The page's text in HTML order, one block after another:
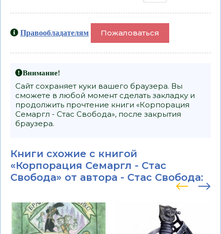
Правообладателям Пожаловаться
Внимание!
Сайт сохраняет куки вашего браузера. Вы
сможете в любой момент сделать закладку и
продолжить прочтение книги «Корпорация
Семаргл - Стас Свобода», после закрытия
браузера.
Книги схожие с книгой
«Корпорация Семаргл - Стас
Свобода» от автора - Стас Свобода: